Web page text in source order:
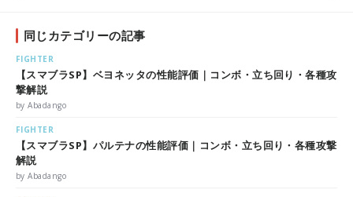
同じカテゴリーの記事
FIGHTER
【スマブラSP】ベヨネッタの性能評価｜コンボ・立ち回り・各種攻
撃解説
by Abadango
FIGHTER
【スマブラSP】パルテナの性能評価｜コンボ・立ち回り・各種攻撃
解説
by Abadango